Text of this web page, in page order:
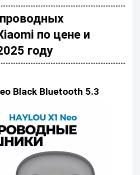
по цене и
году
Black Bluetooth 5.3